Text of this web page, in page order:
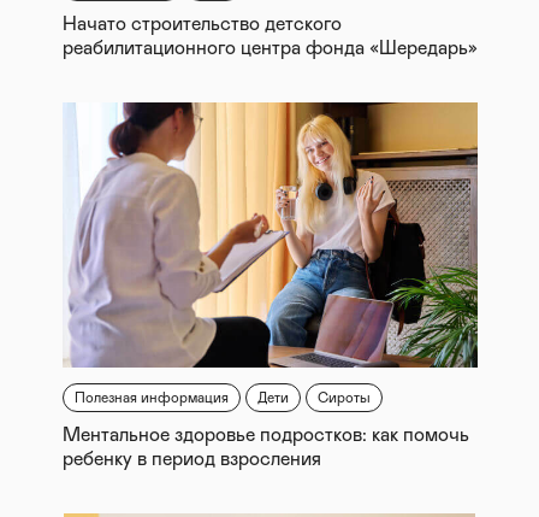
Начато строительство детского
реабилитационного центра фонда «Шередарь»
Полезная информация Дети Сироты
Ментальное здоровье подростков: как помочь
ребенку в период взросления